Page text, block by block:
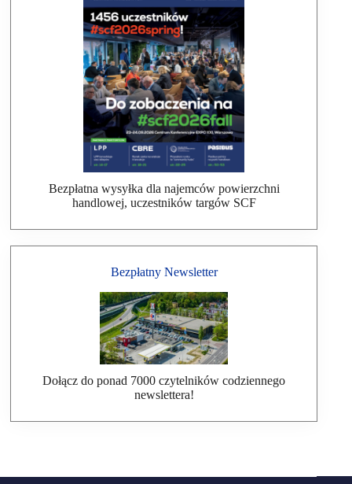
Bezpłatna wysyłka dla najemców powierzchni
handlowej, uczestników targów SCF
Bezpłatny Newsletter
Dołącz do ponad 7000 czytelników codziennego
newslettera!